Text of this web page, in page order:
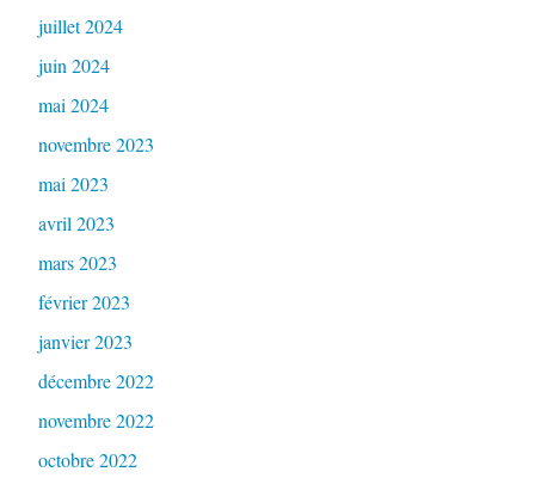
juillet 2024
juin 2024
mai 2024
novembre 2023
mai 2023
avril 2023
mars 2023
février 2023
janvier 2023
décembre 2022
novembre 2022
octobre 2022